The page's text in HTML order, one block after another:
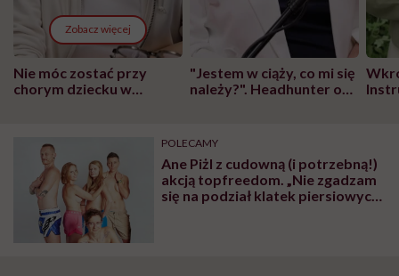
Zobacz więcej
Nie móc zostać przy
chorym dziecku w
głupota i brak
wyobraźni"
"Jestem w ciąży, co mi się
należy?". Headhunter o
pracy
POLECAMY
Ane Piżl z cudowną (i potrzebną!)
akcją topfreedom. „Nie zgadzam
się na podział klatek piersiowych